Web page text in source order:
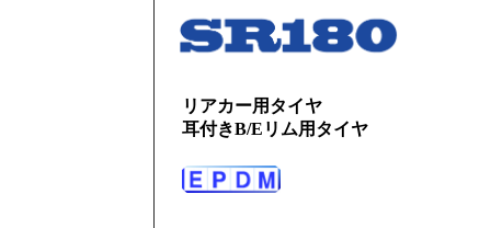
リアカー用タイヤ
耳付きB/Eリム用タイヤ